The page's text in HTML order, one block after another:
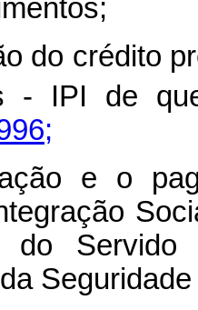
do crédito
- IPI de
e o
do